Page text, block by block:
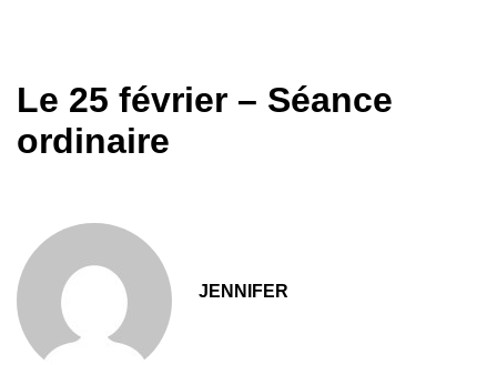
Le 25 février – Séance
ordinaire
JENNIFER